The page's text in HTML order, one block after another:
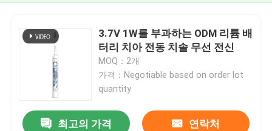
3.7V 1W를 부과하는 ODM 리튬 배
터리 치아 전동 치솔 무선 전신
MOQ：2개
가격：Negotiable based on order lot
quantity
최고의 가격 연락처